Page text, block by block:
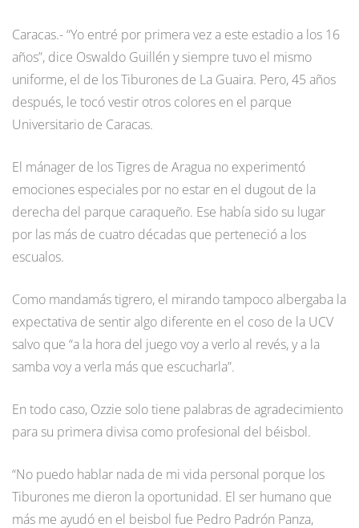
Caracas.- “Yo entré por primera vez a este estadio a los 16
años”, dice Oswaldo Guillén y siempre tuvo el mismo
uniforme, el de los Tiburones de La Guaira. Pero, 45 años
después, le tocó vestir otros colores en el parque
Universitario de Caracas.
El mánager de los Tigres de Aragua no experimentó
emociones especiales por no estar en el dugout de la
derecha del parque caraqueño. Ese había sido su lugar
por las más de cuatro décadas que perteneció a los
escualos.
Como mandamás tigrero, el mirando tampoco albergaba la
expectativa de sentir algo diferente en el coso de la UCV
salvo que “a la hora del juego voy a verlo al revés, y a la
samba voy a verla más que escucharla”.
En todo caso, Ozzie solo tiene palabras de agradecimiento
para su primera divisa como profesional del béisbol.
“No puedo hablar nada de mi vida personal porque los
Tiburones me dieron la oportunidad. El ser humano que
más me ayudó en el beisbol fue Pedro Padrón Panza,